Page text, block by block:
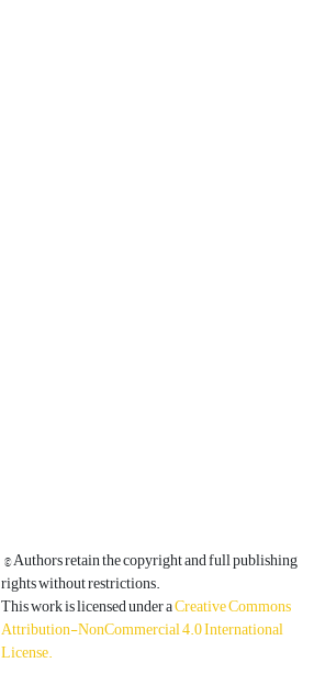
© Authors retain the copyright and full publishing
rights without restrictions.
This work is licensed under aCreative Commons
Attribution-NonCommercial 4.0 International
License.